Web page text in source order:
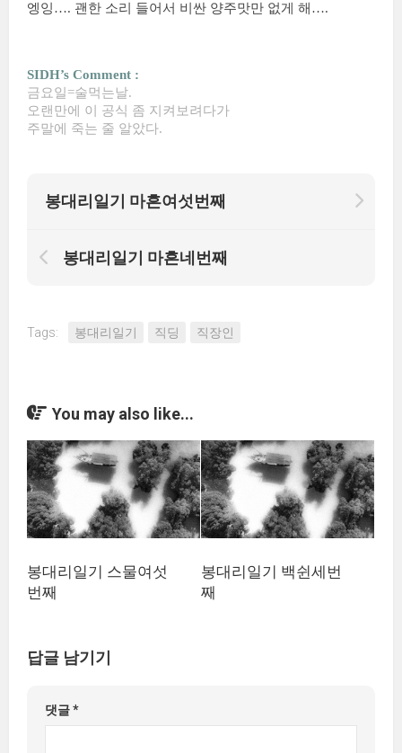
엥잉…. 괜한 소리 들어서 비싼 양주맛만 없게 해….
SIDH’s Comment :
금요일=술먹는날.
오랜만에 이 공식 좀 지켜보려다가
주말에 죽는 줄 알았다.
봉대리일기 마흔여섯번째
봉대리일기 마흔네번째
Tags: 봉대리일기 직딩 직장인
You may also like...
봉대리일기 스물여섯
번째
봉대리일기 백쉰세번
째
답글 남기기
댓글*